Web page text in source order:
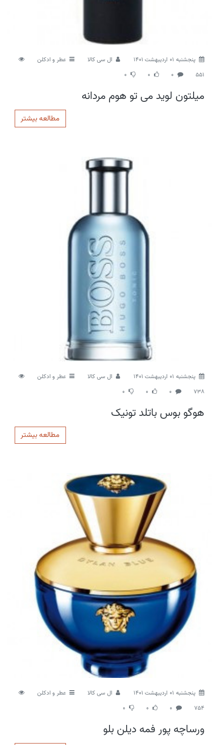
پنجشنبه 01 اردیبهشت 1401 ال سی کالا
عطر و ادکلن
551
0
0
0
میلتون لوید می تو هوم مردانه
مطالعه بیشتر
پنجشنبه 01 اردیبهشت 1401 ال سی کالا
عطر و ادکلن
738
0
0
0
هوگو بوس باتلد تونیک
مطالعه بیشتر
پنجشنبه 01 اردیبهشت 1401 ال سی کالا
عطر و ادکلن
754
0
0
0
ورساچه پور فمه دیلن بلو